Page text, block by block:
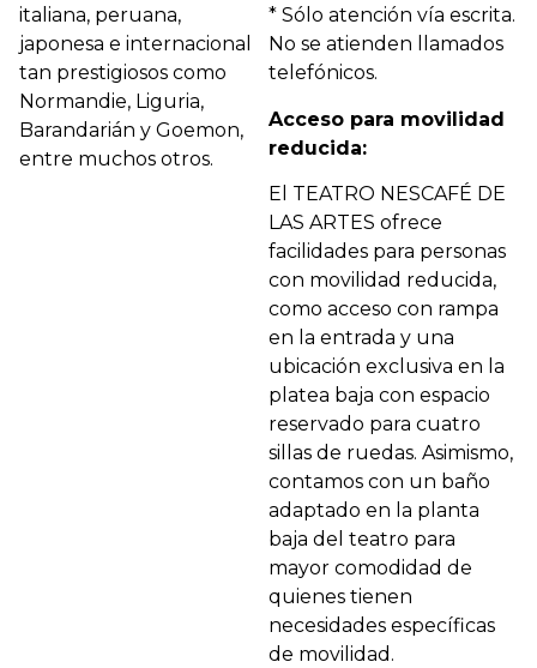
italiana, peruana,
japonesa e internacional
tan prestigiosos como
Normandie, Liguria,
Barandarián y Goemon,
entre muchos otros.
* Sólo atención vía escrita.
No se atienden llamados
telefónicos.
Acceso para movilidad
reducida:
El TEATRO NESCAFÉ DE
LAS ARTES ofrece
facilidades para personas
con movilidad reducida,
como acceso con rampa
en la entrada y una
ubicación exclusiva en la
platea baja con espacio
reservado para cuatro
sillas de ruedas. Asimismo,
contamos con un baño
adaptado en la planta
baja del teatro para
mayor comodidad de
quienes tienen
necesidades específicas
de movilidad.